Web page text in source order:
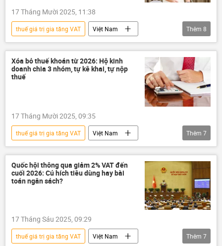
17 Tháng Mười 2025, 11:38
thuế giá trị gia tăng VAT
Việt Nam
thông tin
Quốc hội
thuế
nộp thuế
thu nhập
Tổng cục Thuế
Chính phủ
Chính sách
Thêm 8
Xóa bỏ thuế khoán từ 2026: Hộ kinh
doanh chia 3 nhóm, tự kê khai, tự nộp
thuế
17 Tháng Mười 2025, 09:35
thuế giá trị gia tăng VAT
Việt Nam
thông tin
thuế
nộp thuế
truy thu thuế
Tổng cục Thuế
Kinh tế
chiến lược phát triển kinh tế
Thêm 7
Quốc hội thông qua giảm 2% VAT đến
cuối 2026: Cú hích tiêu dùng hay bài
toán ngân sách?
17 Tháng Sáu 2025, 09:29
thuế giá trị gia tăng VAT
Việt Nam
Thêm 7